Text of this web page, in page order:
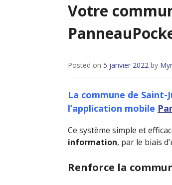
Votre
Posted on 5 janvier 2022 by
La commune de
l’application mobile
Ce système simple et
information, par le biais
Renforce la